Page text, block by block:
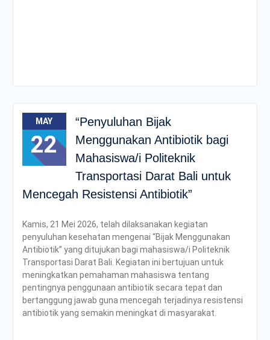
MAY
22
“Penyuluhan Bijak
Menggunakan Antibiotik bagi
Mahasiswa/i Politeknik
Transportasi Darat Bali untuk
Mencegah Resistensi Antibiotik”
Kamis, 21 Mei 2026, telah dilaksanakan kegiatan
penyuluhan kesehatan mengenai “Bijak Menggunakan
Antibiotik” yang ditujukan bagi mahasiswa/i Politeknik
Transportasi Darat Bali. Kegiatan ini bertujuan untuk
meningkatkan pemahaman mahasiswa tentang
pentingnya penggunaan antibiotik secara tepat dan
bertanggung jawab guna mencegah terjadinya resistensi
antibiotik yang semakin meningkat di masyarakat.